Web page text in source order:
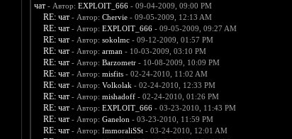
чат - Автор: EXPLOIT_666- 09-04-2009, 09:00 PM
RE: чат - Автор: Chervie- 09-05-2009, 12:13 AM
RE: чат - Автор: EXPLOIT_666- 09-05-2009, 09:27 AM
RE: чат - Автор: sokolmc- 09-12-2009, 01:57 PM
RE: чат - Автор: arman - 10-03-2009, 03:10 PM
RE: чат - Автор: Barzometr- 10-08-2009, 10:09 PM
RE: чат - Автор: misfits- 02-24-2010, 11:02 AM
RE: чат - Автор: Volkolak - 02-24-2010, 12:33 PM
RE: чат - Автор: mishadoff- 02-24-2010, 01:26 PM
RE: чат - Автор: EXPLOIT_666- 03-23-2010, 11:43 PM
RE: чат - Автор: Ganelon - 03-23-2010, 11:59 PM
RE: чат - Автор: ImmoraliSSt- 03-24-2010, 12:01 AM